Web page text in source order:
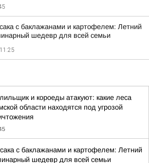
с баклажанами и картофелем: Летний
шедевр для всей семьи
11:25
и короеды атакуют: какие леса
области находятся под угрозой
с баклажанами и картофелем: Летний
шедевр для всей семьи